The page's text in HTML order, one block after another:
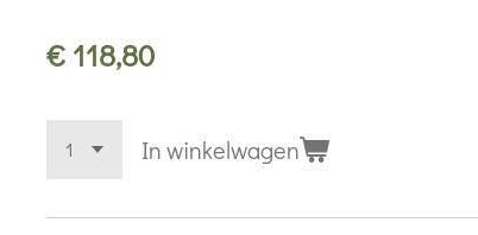
€ 118,80
In winkelwagen